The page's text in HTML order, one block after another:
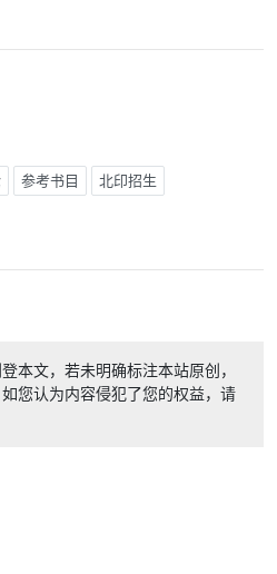
参考书目 北印招生
本文，若未明确标注本站原创，
您认为内容侵犯了您的权益，请